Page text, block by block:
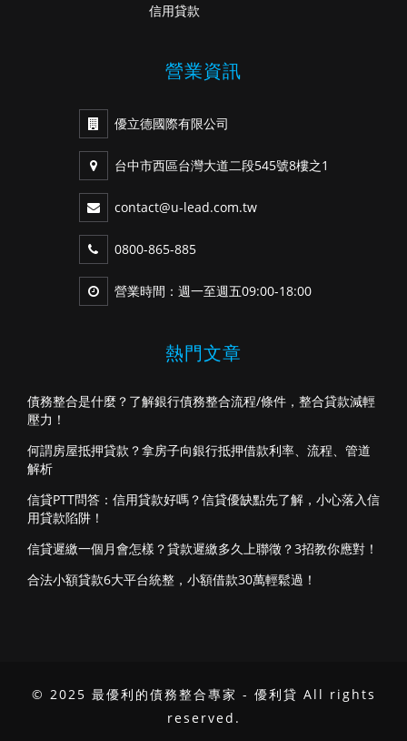
信用貸款
營業資訊
優立德國際有限公司
台中市西區台灣大道二段545號8樓之1
contact@u-lead.com.tw
0800-865-885
營業時間：週一至週五09:00-18:00
熱門文章
債務整合是什麼？了解銀行債務整合流程/條件，整合貸款減輕
壓力！
何謂房屋抵押貸款？拿房子向銀行抵押借款利率、流程、管道
解析
信貸PTT問答：信用貸款好嗎？信貸優缺點先了解，小心落入信
用貸款陷阱！
信貸遲繳一個月會怎樣？貸款遲繳多久上聯徵？3招教你應對！
合法小額貸款6大平台統整，小額借款30萬輕鬆過！
© 2025 最優利的債務整合專家 - 優利貸 All rights
reserved.